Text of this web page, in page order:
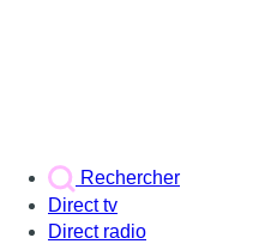
Rechercher
Direct tv
Direct radio